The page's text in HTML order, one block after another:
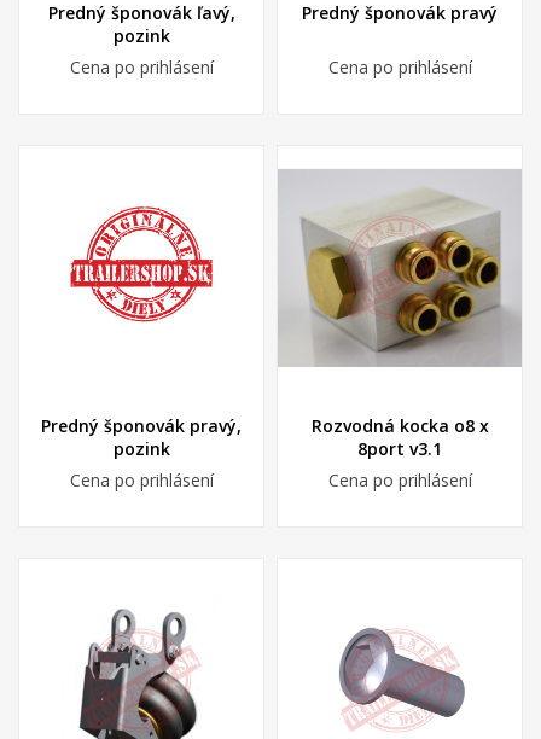
Predný šponovák ľavý,
pozink
Cena po prihlásení
Predný šponovák pravý
Cena po prihlásení
Predný šponovák pravý,
pozink
Cena po prihlásení
Rozvodná kocka o8 x
8port v3.1
Cena po prihlásení